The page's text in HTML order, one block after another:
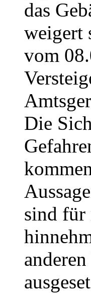
das
weigert
vom
Die
sind für